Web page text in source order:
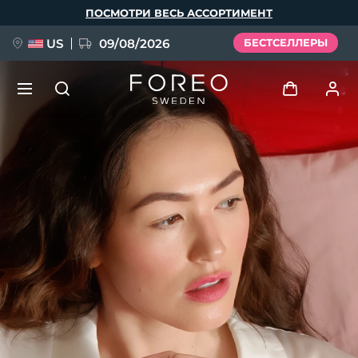
ПОСМОТРИ ВЕСЬ АССОРТИМЕНТ
US 09/08/2026 БЕСТСЕЛЛЕРЫ
Войти
Профиль пользователя
Мои приборы
Мои заказы
Мои адреса
Мои подписки
FAQ™ Pure Beauty-Tech Elixir
BREAKING NEWS
issa™ Teeth Whitening Set
Язык
English Deutsch
Español
Français
Português
Polski
Svenska
Русский
Türkçe
简体中文 繁體中文